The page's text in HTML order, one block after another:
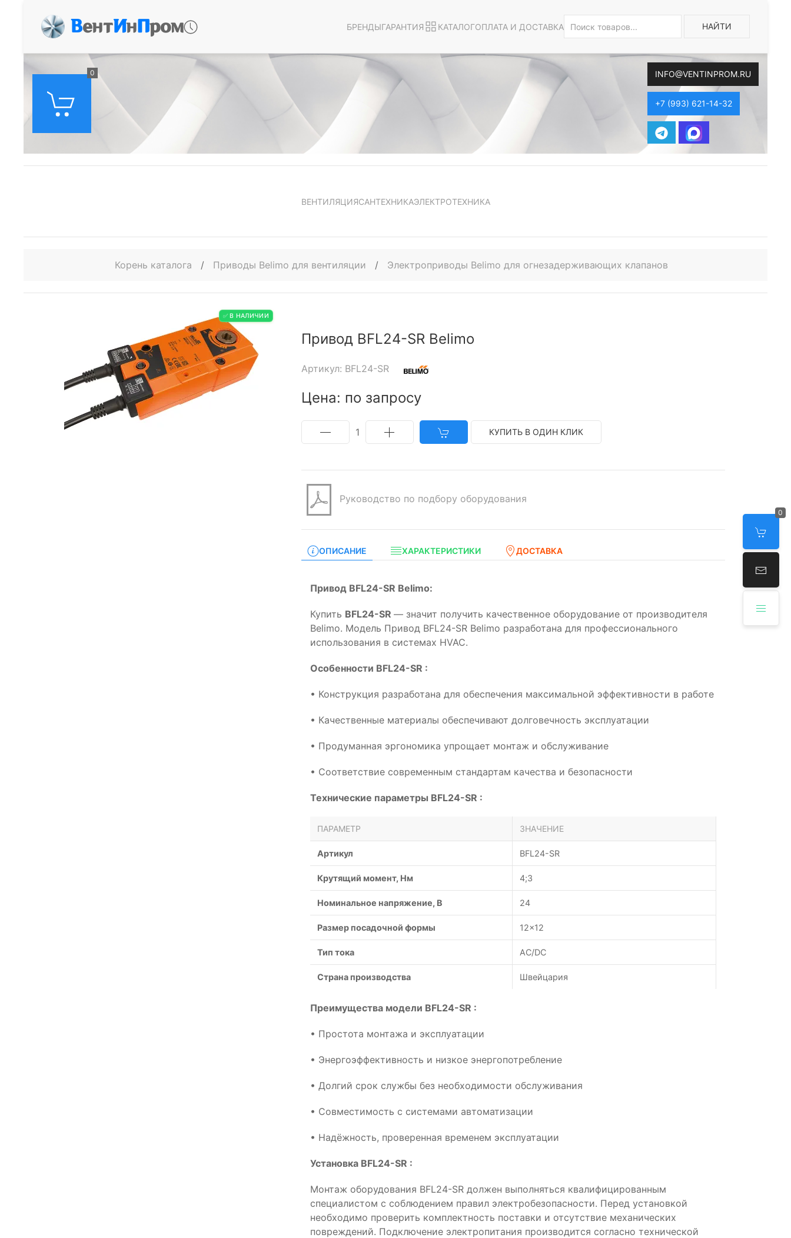
ВентИнПром БРЕНДЫГАРАНТИЯ КАТАЛОГОПЛАТА И ДОСТАВКА НАЙТИ
0 INFO@VENTINPROM.RU
+7 (993) 621-14-32
0
ВЕНТИЛЯЦИЯСАНТЕХНИКАЭЛЕКТРОТЕХНИКА
Корень каталога / Приводы Belimo для вентиляции / Электроприводы Belimo для огнезадерживающих клапанов
✅ В НАЛИЧИИ
Привод BFL24-SR Belimo
Артикул: BFL24-SR
Цена: по запросу
1 КУПИТЬ В ОДИН КЛИК
Руководство по подбору оборудования
ОПИСАНИЕ ХАРАКТЕРИСТИКИ ДОСТАВКА
Привод BFL24-SR Belimo:
Купить BFL24-SR — значит получить качественное оборудование от производителя
Belimo. Модель Привод BFL24-SR Belimo разработана для профессионального
использования в системах HVAC.
Особенности BFL24-SR :
• Конструкция разработана для обеспечения максимальной эффективности в работе
• Качественные материалы обеспечивают долговечность эксплуатации
• Продуманная эргономика упрощает монтаж и обслуживание
• Соответствие современным стандартам качества и безопасности
Технические параметры BFL24-SR :
ПАРАМЕТР ЗНАЧЕНИЕ
Артикул BFL24-SR
Крутящий момент, Нм 4;3
Номинальное напряжение, В 24
Размер посадочной формы 12x12
Тип тока AC/DC
Страна производства Швейцария
Преимущества модели BFL24-SR :
• Простота монтажа и эксплуатации
• Энергоэффективность и низкое энергопотребление
• Долгий срок службы без необходимости обслуживания
• Совместимость с системами автоматизации
• Надёжность, проверенная временем эксплуатации
Установка BFL24-SR :
Монтаж оборудования BFL24-SR должен выполняться квалифицированным
специалистом с соблюдением правил электробезопасности. Перед установкой
необходимо проверить комплектность поставки и отсутствие механических
повреждений. Подключение электропитания производится согласно технической